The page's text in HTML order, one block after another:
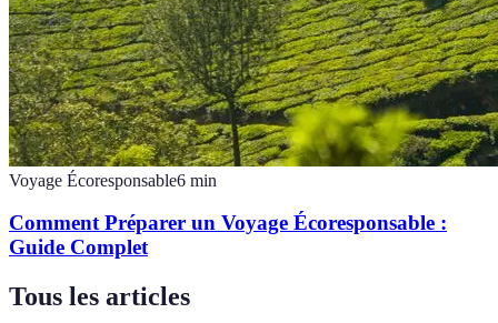
Voyage Écoresponsable6 min
Comment Préparer un Voyage Écoresponsable :
Guide Complet
Tous les articles